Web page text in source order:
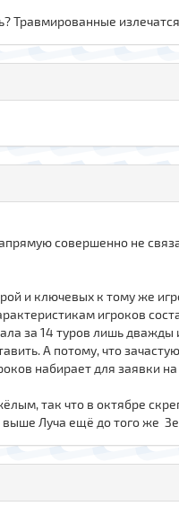
Травмированные
совершенно не
и ключевых к тому же
игроков
за 14 туров лишь
А потому, что
набирает для заявки
так что в октябре
выше Луча ещё до того же